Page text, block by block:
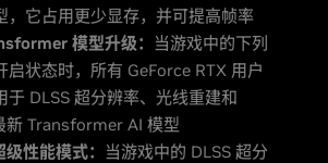
，它占用更少显存，并可提高帧率
模型升级： 当游戏中的下列
启状态时，所有 GeForce RTX 用户
于 DLSS 超分辨率、光线重建和
新 Transformer AI 模型
性能模式： 当游戏中的 DLSS 超分